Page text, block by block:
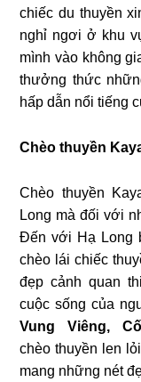
chiếc du thuyền
nghỉ ngơi ở khu
mình vào không
thưởng thức
hấp dẫn nổi tiếng
Chèo thuyền
Chèo thuyền
Long mà đối với
Đến với Hạ Long
chèo lái chiếc
đẹp cảnh quan
cuộc sống của
Vung Viêng,
chèo thuyền len
mang những nét